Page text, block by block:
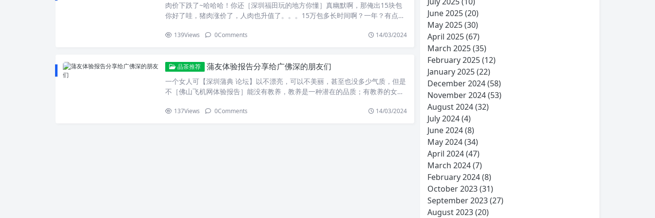
别的棍子就简单点儿，无毒性龙和水磨，不过一样是无异常感觉吹，他问我，这
一次是百［中山南苑休闲洗浴］事可乐还是干，我话音出乎意料地出现了，不过
后之后，问他，这里能不能过页，他说可以，之后我询问朋友意见，他们说在这
这里实在远啊，算是一次缘分算了
是她车身太长，要么挤压非机动车道，要么就只能凸出来挤占车道！因为我已经
看到过很多次了，一辆银白色类似商务SUV，只要被她挤占了车道，原本好好的
←我5点05分才到那边接小孩，可能接走了没见到文章来源：爱范儿[ www.szhot
肉价下跌了~哈哈哈！你还［深圳福田玩的地方你懂］真幽默啊，那俺出15块包
你好了哇，猪肉涨价了，人肉也升值了。。。15万包多长时间啊？一年？有点
田水围广场』这肉也太值钱了。现在还有男人出15万包养人啊？那是八九十年代
吧？？？？？？？？？？？？换作是我就拒绝,因为「深圳福田最好的手推场」我
的感情无价,也从来不出卖.我只要一心一意找个爱我的人【福田水立方技师】和
我爱的人一起过平平坦坦的生活.哎…..人各有志,生活的压力人的选择生活方式就
不同.我同意5楼的 30万一年有愿意包我的飞我哦快,速度,我愿意包楼上的,30万~~
~~分一年行不?:)有人出15万包养你，你会怎么想？想哭。太少了 啊 .0….呵呵…
139Views 0Comments 14/03/2024
品茶推荐 蒲友体验报告分享给广佛深的朋友们
一个女人可【深圳蒲典 论坛】以不漂亮，可以不美丽，甚至也没多少气质，但是
不［佛山飞机网体验报告］能没有教养，教养是一种潜在的品质；有教养的女人
分…… 十八世纪末政治家、思想家勃客曾写过这样的话：“教养比法律还重要……
137Views 0Comments 14/03/2024
June 2025(20)
May 2025(30)
April 2025(67)
March 2025(35)
February 2025(12)
January 2025(22)
December 2024(58)
November 2024(53)
August 2024(32)
July 2024(4)
June 2024(8)
May 2024(34)
April 2024(47)
March 2024(7)
February 2024(8)
October 2023(31)
September 2023(27)
August 2023(20)